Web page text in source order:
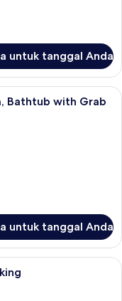
untuk tanggal Anda
ruang kerja ramah
Bathtub with Grab
untuk tanggal Anda
ruang kerja ramah